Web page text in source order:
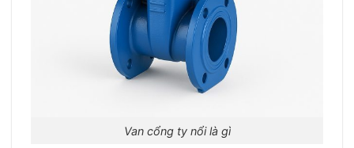
Van cổng ty nổi là gì